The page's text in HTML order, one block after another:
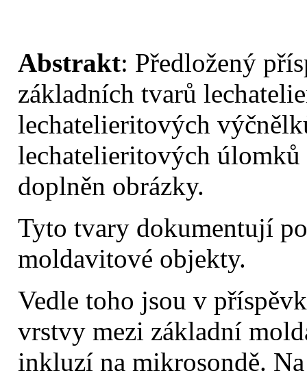
Abstrakt: Předložený
základních tvarů
lechatelieritových
lechatelieritových
doplněn obrázky.
Tyto tvary dokumentují
moldavitové objekty.
Vedle toho jsou v
vrstvy mezi základní
inkluzí na mikrosondě.